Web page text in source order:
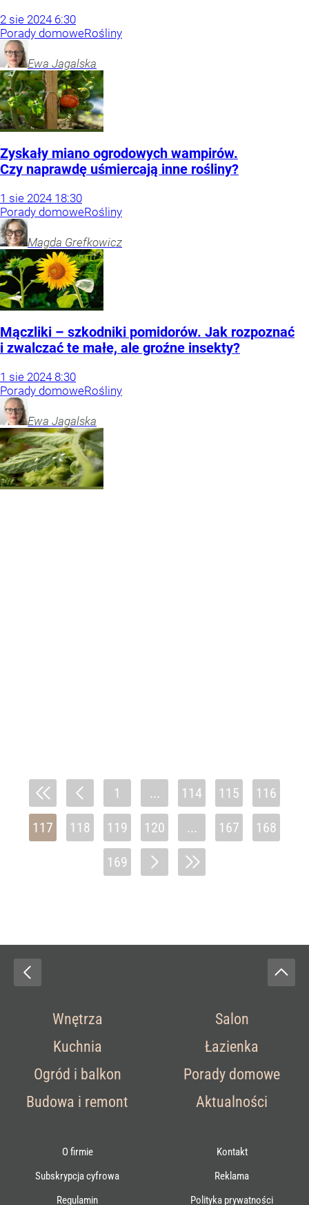
2 sie 2024 6:30
Porady domoweRośliny
Ewa Jagalska
Zyskały miano ogrodowych wampirów.
Czy naprawdę uśmiercają inne rośliny?
1 sie 2024 18:30
Porady domoweRośliny
Magda Grefkowicz
Mączliki – szkodniki pomidorów. Jak rozpoznać
i zwalczać te małe, ale groźne insekty?
1 sie 2024 8:30
Porady domoweRośliny
Ewa Jagalska
1 ... 114 115 116
117 118 119 120 ... 167 168
169
Wnętrza
Salon
Kuchnia
Łazienka
Ogród i balkon
Porady domowe
Budowa i remont
Aktualności
O firmie
Kontakt
Subskrypcja cyfrowa
Reklama
Regulamin
Polityka prywatności